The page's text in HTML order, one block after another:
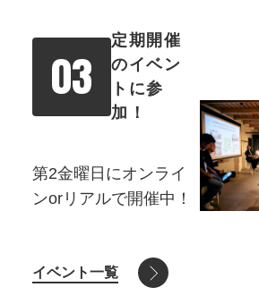
03
定期開催
のイベン
トに参
加！
第2⾦曜⽇にオンライ
ンorリアルで開催中！
イベント一覧